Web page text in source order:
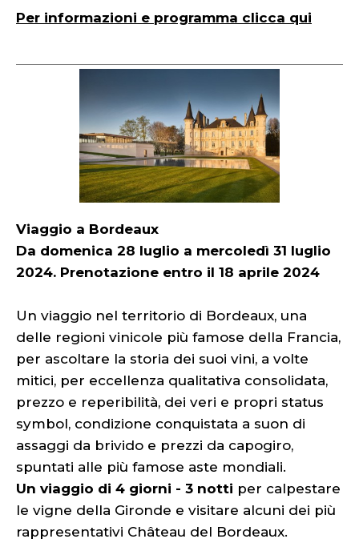
Per informazioni e programma clicca qui
Viaggio a Bordeaux
Da domenica 28 luglio a mercoledì 31 luglio
2024. Prenotazione entro il 18 aprile 2024
Un viaggio nel territorio di Bordeaux, una
delle regioni vinicole più famose della Francia,
per ascoltare la storia dei suoi vini, a volte
mitici, per eccellenza qualitativa consolidata,
prezzo e reperibilità, dei veri e propri status
symbol, condizione conquistata a suon di
assaggi da brivido e prezzi da capogiro,
spuntati alle più famose aste mondiali.
Un viaggio di 4 giorni - 3 notti per calpestare
le vigne della Gironde e visitare alcuni dei più
rappresentativi Château del Bordeaux.